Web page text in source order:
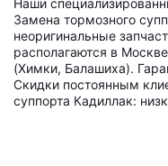
Наши
Замена тормозного
неоригинальные
располагаются в
(Химки, Балашиха).
Скидки постоянным
суппорта Кадиллак: